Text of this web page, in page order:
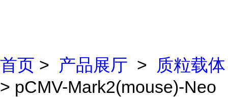
首页 > 产品展厅 >
质粒载体
> pCMV-Mark2(mouse)-Neo